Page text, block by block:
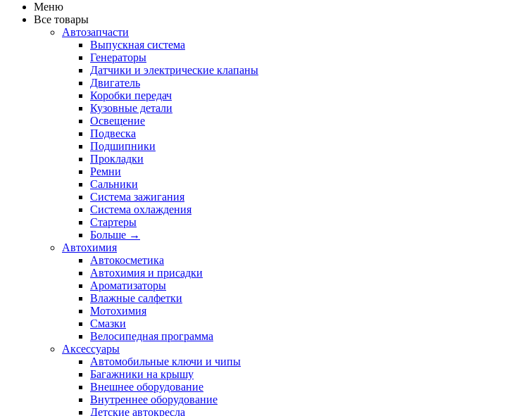
Меню
Все товары
Автозапчасти
Выпускная система
Генераторы
Датчики и электрические клапаны
Двигатель
Коробки передач
Кузовные детали
Освещение
Подвеска
Подшипники
Прокладки
Ремни
Сальники
Система зажигания
Система охлаждения
Стартеры
Больше →
Автохимия
Автокосметика
Автохимия и присадки
Ароматизаторы
Влажные салфетки
Мотохимия
Смазки
Велосипедная программа
Аксессуары
Автомобильные ключи и чипы
Багажники на крышу
Внешнее оборудование
Внутреннее оборудование
Детские автокресла